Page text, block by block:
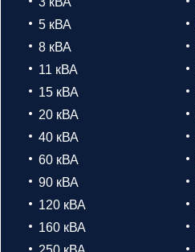
5 кВА
8 кВА
11 кВА
15 кВА
20 кВА
40 кВА
60 кВА
90 кВА
120 кВА
160 кВА